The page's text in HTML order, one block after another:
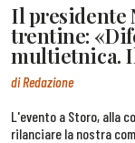
Il presidente
trentine:
multietnica.
di Redazione
L'evento a Storo, alla
rilanciare la nostra